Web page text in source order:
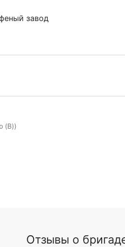
завод
(B))
Отзывы о